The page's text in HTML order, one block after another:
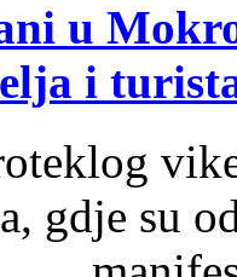
u
i
gdje su